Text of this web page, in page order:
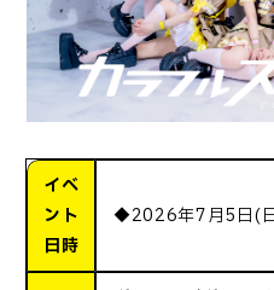
イベ
ント
日時
◆2026年7月5日(